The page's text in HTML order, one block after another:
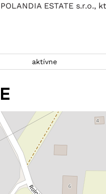
ESTATE
aktívne